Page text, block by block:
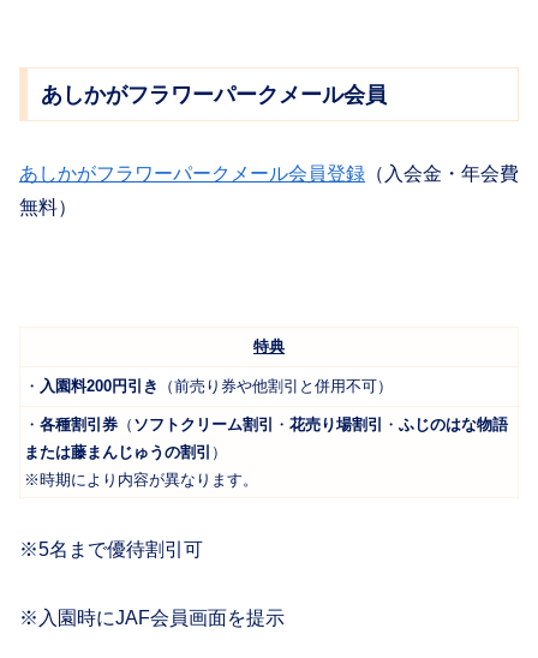
あしかがフラワーパークメール会員
あしかがフラワーパークメール会員登録 （入会金・年会費
無料）
特典
・ 入園料200円引き （前売り券や他割引と併用不可）
・ 各種割引券 （ ソフトクリーム割引 ・ 花売り場割引 ・ ふじのはな物語
または藤まんじゅうの割引 ）
※時期により内容が異なります。
※5名まで優待割引可
※入園時にJAF会員画面を提示